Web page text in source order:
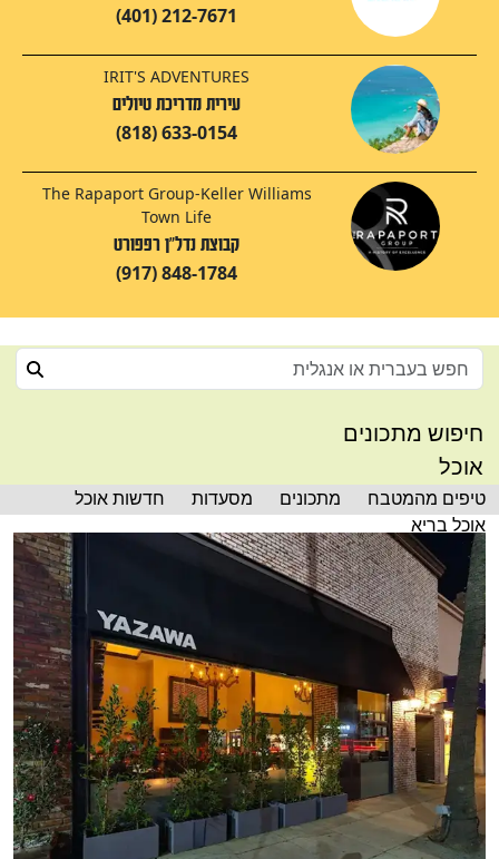
(401) 212-7671
IRIT'S ADVENTURES
עירית מדריכת טיולים
(818) 633-0154
The Rapaport Group-Keller Williams
Town Life
קבוצת נדל"ן רפפורט
(917) 848-1784
חיפוש מתכונים
אוכל
חדשות אוכל מסעדות מתכונים
טיפים מהמטבח
אוכל בריא